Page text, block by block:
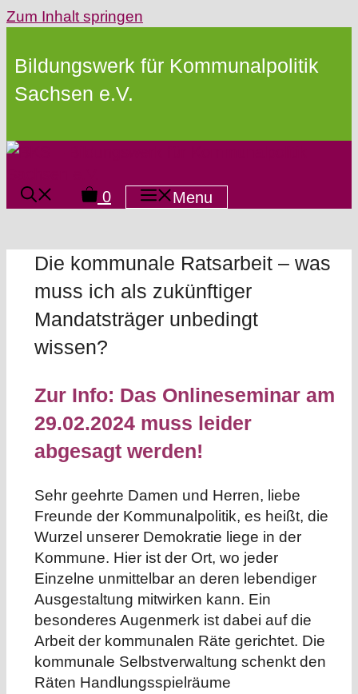
Zum Inhalt springen
Bildungswerk für Kommunalpolitik
Sachsen e.V.
0 Menu
Die kommunale Ratsarbeit – was
muss ich als zukünftiger
Mandatsträger unbedingt
wissen?
Zur Info: Das Onlineseminar am
29.02.2024 muss leider
abgesagt werden!
Sehr geehrte Damen und Herren, liebe
Freunde der Kommunalpolitik, es heißt, die
Wurzel unserer Demokratie liege in der
Kommune. Hier ist der Ort, wo jeder
Einzelne unmittelbar an deren lebendiger
Ausgestaltung mitwirken kann. Ein
besonderes Augenmerk ist dabei auf die
Arbeit der kommunalen Räte gerichtet. Die
kommunale Selbstverwaltung schenkt den
Räten Handlungsspielräume